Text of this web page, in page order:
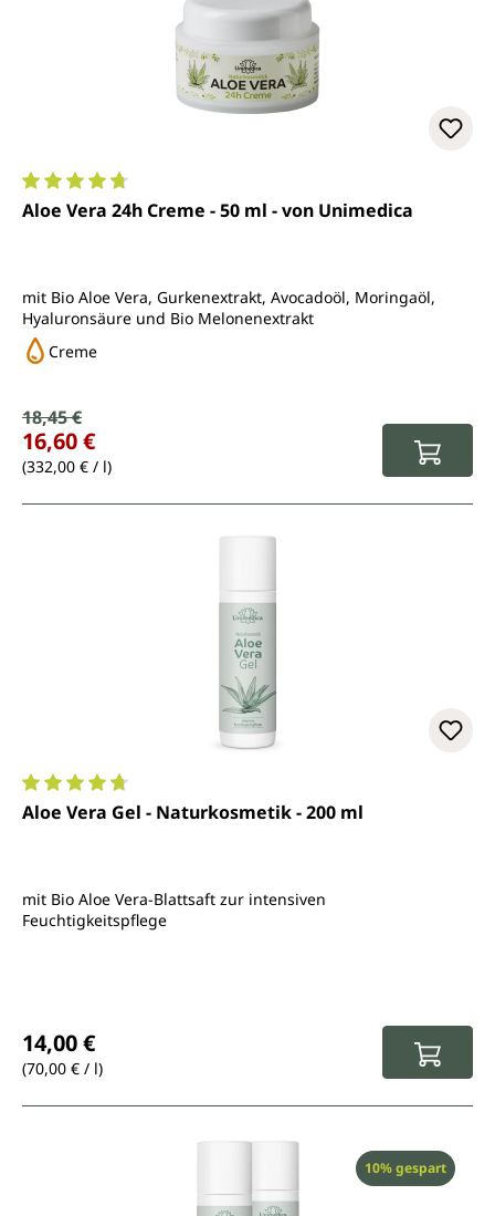
Durchschnittliche Bewertung von 4.7 von 5 Sternen
Aloe Vera 24h Creme - 50 ml - von Unimedica
mit Bio Aloe Vera, Gurkenextrakt, Avocadoöl, Moringaöl,
Hyaluronsäure und Bio Melonenextrakt
Creme
Verkaufspreis:
Regulärer Preis:
18,45 €
16,60 €
(332,00 € / l)
Durchschnittliche Bewertung von 4.8 von 5 Sternen
Aloe Vera Gel - Naturkosmetik - 200 ml
mit Bio Aloe Vera-Blattsaft zur intensiven
Feuchtigkeitspflege
14,00 €
(70,00 € / l)
Rabatt
10% gespart